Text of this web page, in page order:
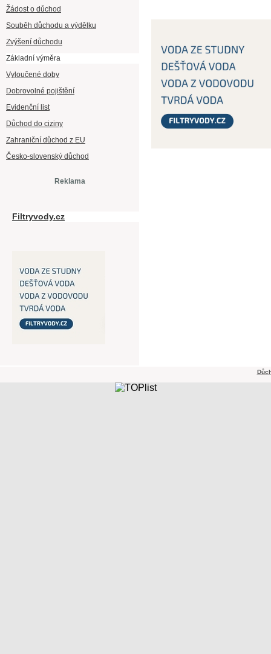
Žádost o důchod
Souběh důchodu a výdělku
Zvýšení důchodu
Základní výměra
Vyloučené doby
Dobrovolné pojištění
Evidenční list
Důchod do ciziny
Zahraniční důchod z EU
Česko-slovenský důchod
Reklama
Filtryvody.cz